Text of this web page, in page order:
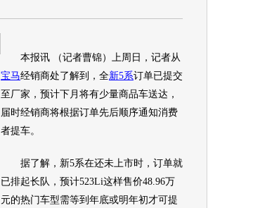
本报讯 （记者曹锦）上周日，记者从
宝马经销商处了解到，全新5系订单已提交
至厂家，预计下月将有少量商品车送达，
届时经销商将根据订单先后顺序通知消费
者提车。
据了解， 新5系在还未上市时，订单就
已排起长队，预计523Li这样售价48.96万
元的热门车型需等到年底或明年初才可提